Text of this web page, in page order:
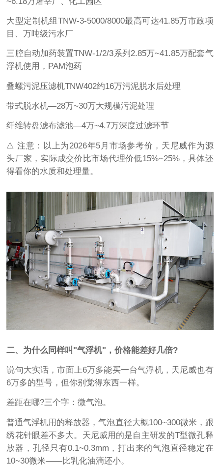
大型定制机组TNW-3-5000/8000最高可达41.85万市政项
目、万吨级污水厂
三腔自动加药装置TNW-1/2/3系列2.85万~41.85万配套气
浮机使用，PAM泡药
叠螺污泥压滤机TNW402约16万污泥脱水后处理
带式脱水机—28万~30万大规模污泥处理
纤维转盘滤布滤池—4万~4.7万深度过滤环节
⚠️ 注意：以上为2026年5月市场参考价，天尼威作为源
头厂家，实际成交价比市场代理价低15%~25%，具体还
得看你的水质和处理量。
二、为什么同样叫"气浮机"，价格能差好几倍?
说句大实话，市面上6万多能买一台气浮机，天尼威也有
6万多的型号，但你别觉得东西一样。
差距在哪?三个字：微气泡。
普通气浮机用的释放器，气泡直径大概100~300微米，跟
绣花针眼差不多大。天尼威用的是自主研发的T型微孔释
放器，孔径只有0.1~0.3mm，打出来的气泡直径稳定在
10~30微米——比乳化油滴还小。